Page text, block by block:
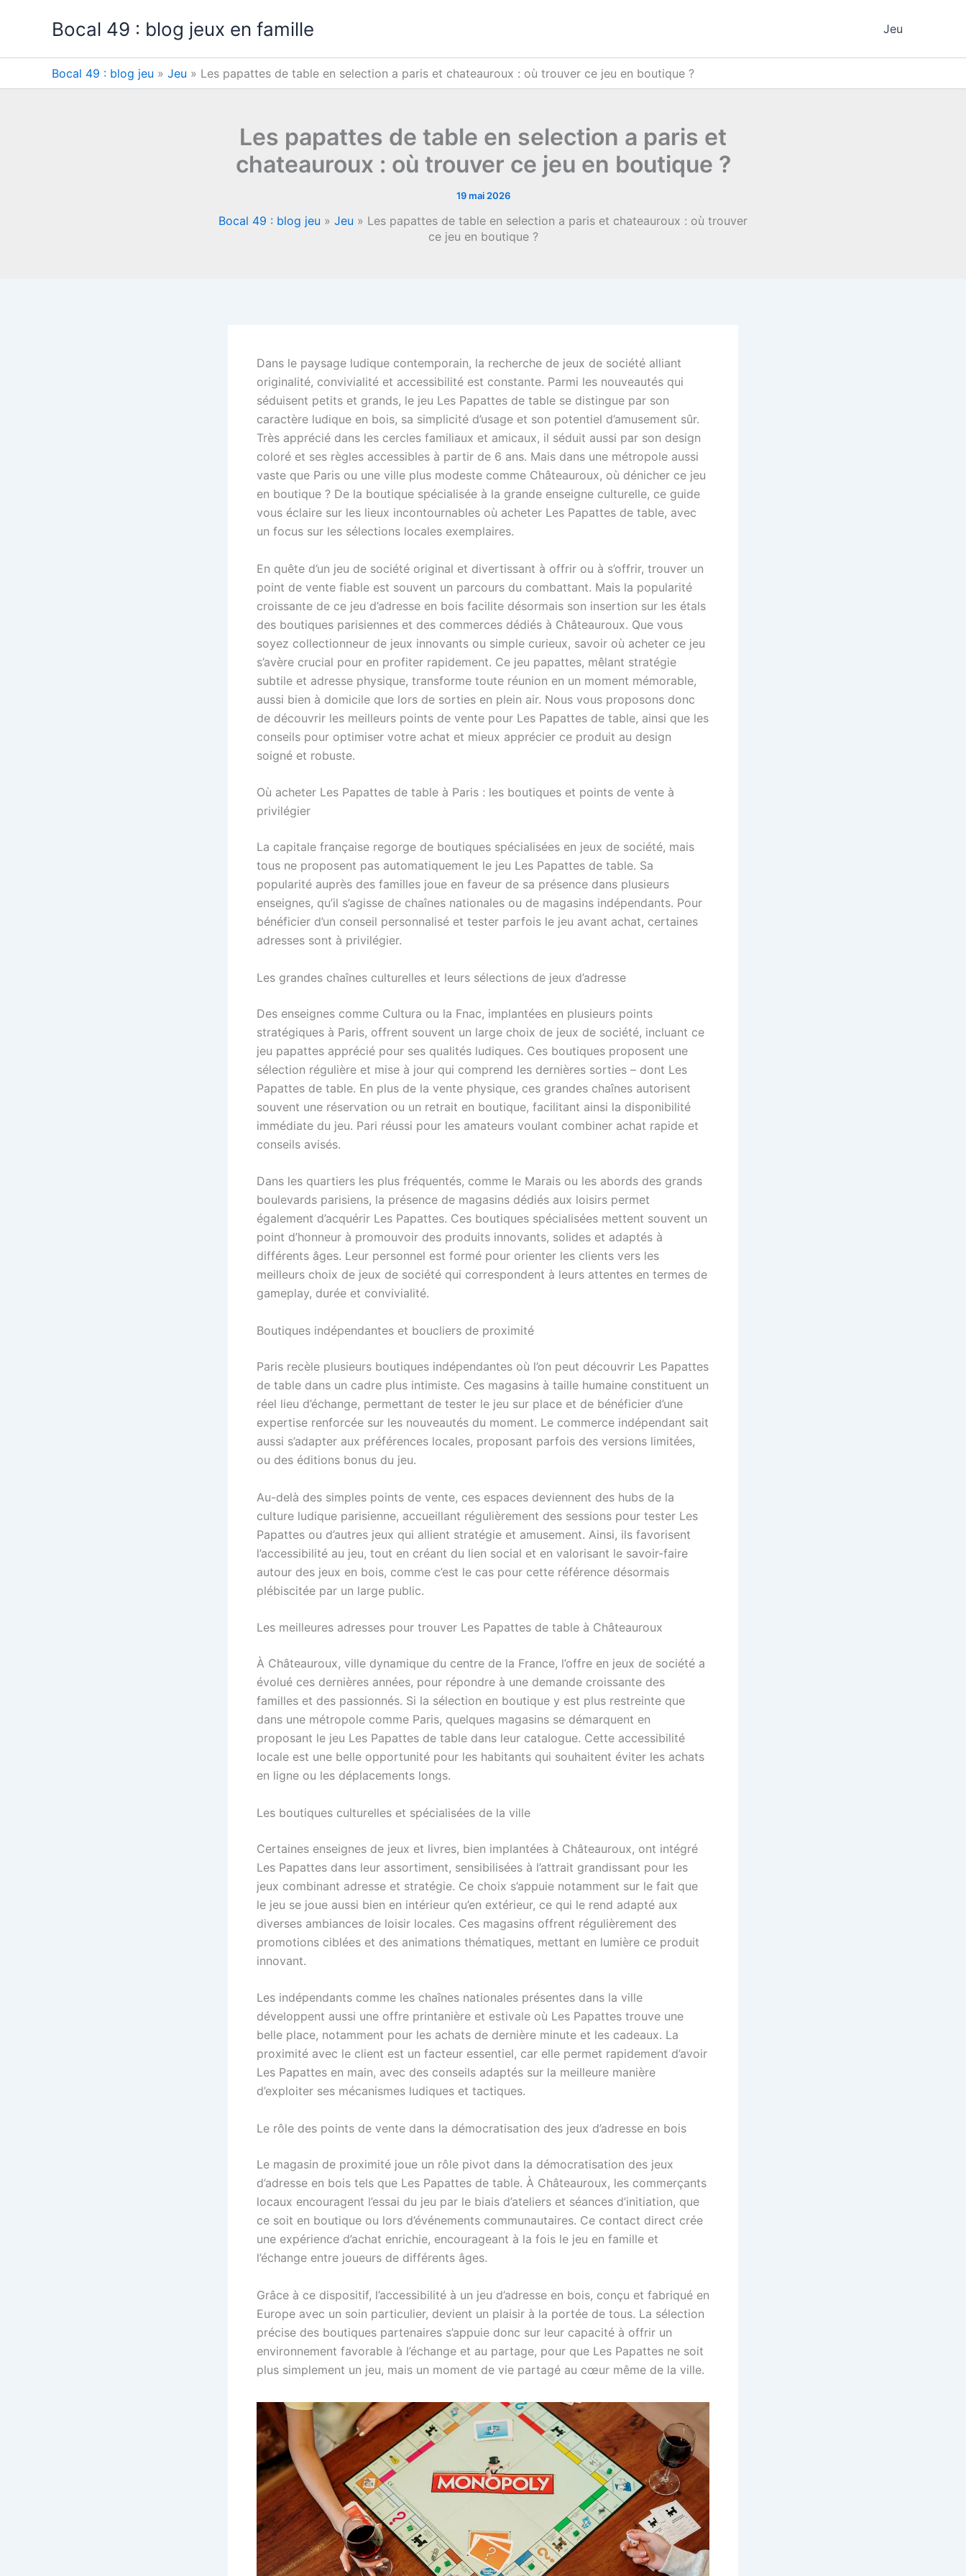
Bocal 49 : blog jeux en famille Jeu
Bocal 49 : blog jeu » Jeu » Les papattes de table en selection a paris et chateauroux : où trouver ce jeu en boutique ?
Les papattes de table en selection a paris et
chateauroux : où trouver ce jeu en boutique ?
19 mai 2026
Bocal 49 : blog jeu » Jeu » Les papattes de table en selection a paris et chateauroux : où trouver
ce jeu en boutique ?
Dans le paysage ludique contemporain, la recherche de jeux de société alliant
originalité, convivialité et accessibilité est constante. Parmi les nouveautés qui
séduisent petits et grands, le jeu Les Papattes de table se distingue par son
caractère ludique en bois, sa simplicité d’usage et son potentiel d’amusement sûr.
Très apprécié dans les cercles familiaux et amicaux, il séduit aussi par son design
coloré et ses règles accessibles à partir de 6 ans. Mais dans une métropole aussi
vaste que Paris ou une ville plus modeste comme Châteauroux, où dénicher ce jeu
en boutique ? De la boutique spécialisée à la grande enseigne culturelle, ce guide
vous éclaire sur les lieux incontournables où acheter Les Papattes de table, avec
un focus sur les sélections locales exemplaires.
En quête d’un jeu de société original et divertissant à offrir ou à s’offrir, trouver un
point de vente fiable est souvent un parcours du combattant. Mais la popularité
croissante de ce jeu d’adresse en bois facilite désormais son insertion sur les étals
des boutiques parisiennes et des commerces dédiés à Châteauroux. Que vous
soyez collectionneur de jeux innovants ou simple curieux, savoir où acheter ce jeu
s’avère crucial pour en profiter rapidement. Ce jeu papattes, mêlant stratégie
subtile et adresse physique, transforme toute réunion en un moment mémorable,
aussi bien à domicile que lors de sorties en plein air. Nous vous proposons donc
de découvrir les meilleurs points de vente pour Les Papattes de table, ainsi que les
conseils pour optimiser votre achat et mieux apprécier ce produit au design
soigné et robuste.
Où acheter Les Papattes de table à Paris : les boutiques et points de vente à
privilégier
La capitale française regorge de boutiques spécialisées en jeux de société, mais
tous ne proposent pas automatiquement le jeu Les Papattes de table. Sa
popularité auprès des familles joue en faveur de sa présence dans plusieurs
enseignes, qu’il s’agisse de chaînes nationales ou de magasins indépendants. Pour
bénéficier d’un conseil personnalisé et tester parfois le jeu avant achat, certaines
adresses sont à privilégier.
Les grandes chaînes culturelles et leurs sélections de jeux d’adresse
Des enseignes comme Cultura ou la Fnac, implantées en plusieurs points
stratégiques à Paris, offrent souvent un large choix de jeux de société, incluant ce
jeu papattes apprécié pour ses qualités ludiques. Ces boutiques proposent une
sélection régulière et mise à jour qui comprend les dernières sorties – dont Les
Papattes de table. En plus de la vente physique, ces grandes chaînes autorisent
souvent une réservation ou un retrait en boutique, facilitant ainsi la disponibilité
immédiate du jeu. Pari réussi pour les amateurs voulant combiner achat rapide et
conseils avisés.
Dans les quartiers les plus fréquentés, comme le Marais ou les abords des grands
boulevards parisiens, la présence de magasins dédiés aux loisirs permet
également d’acquérir Les Papattes. Ces boutiques spécialisées mettent souvent un
point d’honneur à promouvoir des produits innovants, solides et adaptés à
différents âges. Leur personnel est formé pour orienter les clients vers les
meilleurs choix de jeux de société qui correspondent à leurs attentes en termes de
gameplay, durée et convivialité.
Boutiques indépendantes et boucliers de proximité
Paris recèle plusieurs boutiques indépendantes où l’on peut découvrir Les Papattes
de table dans un cadre plus intimiste. Ces magasins à taille humaine constituent un
réel lieu d’échange, permettant de tester le jeu sur place et de bénéficier d’une
expertise renforcée sur les nouveautés du moment. Le commerce indépendant sait
aussi s’adapter aux préférences locales, proposant parfois des versions limitées,
ou des éditions bonus du jeu.
Au-delà des simples points de vente, ces espaces deviennent des hubs de la
culture ludique parisienne, accueillant régulièrement des sessions pour tester Les
Papattes ou d’autres jeux qui allient stratégie et amusement. Ainsi, ils favorisent
l’accessibilité au jeu, tout en créant du lien social et en valorisant le savoir-faire
autour des jeux en bois, comme c’est le cas pour cette référence désormais
plébiscitée par un large public.
Les meilleures adresses pour trouver Les Papattes de table à Châteauroux
À Châteauroux, ville dynamique du centre de la France, l’offre en jeux de société a
évolué ces dernières années, pour répondre à une demande croissante des
familles et des passionnés. Si la sélection en boutique y est plus restreinte que
dans une métropole comme Paris, quelques magasins se démarquent en
proposant le jeu Les Papattes de table dans leur catalogue. Cette accessibilité
locale est une belle opportunité pour les habitants qui souhaitent éviter les achats
en ligne ou les déplacements longs.
Les boutiques culturelles et spécialisées de la ville
Certaines enseignes de jeux et livres, bien implantées à Châteauroux, ont intégré
Les Papattes dans leur assortiment, sensibilisées à l’attrait grandissant pour les
jeux combinant adresse et stratégie. Ce choix s’appuie notamment sur le fait que
le jeu se joue aussi bien en intérieur qu’en extérieur, ce qui le rend adapté aux
diverses ambiances de loisir locales. Ces magasins offrent régulièrement des
promotions ciblées et des animations thématiques, mettant en lumière ce produit
innovant.
Les indépendants comme les chaînes nationales présentes dans la ville
développent aussi une offre printanière et estivale où Les Papattes trouve une
belle place, notamment pour les achats de dernière minute et les cadeaux. La
proximité avec le client est un facteur essentiel, car elle permet rapidement d’avoir
Les Papattes en main, avec des conseils adaptés sur la meilleure manière
d’exploiter ses mécanismes ludiques et tactiques.
Le rôle des points de vente dans la démocratisation des jeux d’adresse en bois
Le magasin de proximité joue un rôle pivot dans la démocratisation des jeux
d’adresse en bois tels que Les Papattes de table. À Châteauroux, les commerçants
locaux encouragent l’essai du jeu par le biais d’ateliers et séances d’initiation, que
ce soit en boutique ou lors d’événements communautaires. Ce contact direct crée
une expérience d’achat enrichie, encourageant à la fois le jeu en famille et
l’échange entre joueurs de différents âges.
Grâce à ce dispositif, l’accessibilité à un jeu d’adresse en bois, conçu et fabriqué en
Europe avec un soin particulier, devient un plaisir à la portée de tous. La sélection
précise des boutiques partenaires s’appuie donc sur leur capacité à offrir un
environnement favorable à l’échange et au partage, pour que Les Papattes ne soit
plus simplement un jeu, mais un moment de vie partagé au cœur même de la ville.